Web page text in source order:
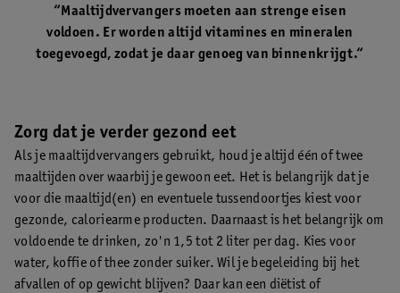
“Maaltijdvervangers moeten aan strenge eisen
voldoen. Er worden altijd vitamines en mineralen
toegevoegd, zodat je daar genoeg van binnenkrijgt.“
Zorg dat je verder gezond eet
Als je maaltijdvervangers gebruikt, houd je altijd één of twee
maaltijden over waarbij je gewoon eet. Het is belangrijk dat je
voor die maaltijd(en) en eventuele tussendoortjes kiest voor
gezonde, caloriearme producten. Daarnaast is het belangrijk om
voldoende te drinken, zo'n 1,5 tot 2 liter per dag. Kies voor
water, koffie of thee zonder suiker. Wil je begeleiding bij het
afvallen of op gewicht blijven? Daar kan een diëtist of